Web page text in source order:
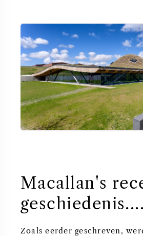
Macallan's
Zoals eerder geschreven,